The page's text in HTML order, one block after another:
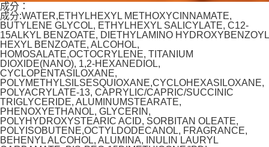
成分：
成分:WATER,ETHYLHEXYL METHOXYCINNAMATE,
BUTYLENE GLYCOL, ETHYLHEXYL SALICYLATE, C12-
15ALKYL BENZOATE, DIETHYLAMINO HYDROXYBENZOYL
HEXYL BENZOATE, ALCOHOL,
HOMOSALATE,OCTOCRYLENE, TITANIUM
DIOXIDE(NANO), 1,2-HEXANEDIOL,
CYCLOPENTASILOXANE,
POLYMETHYLSILSESQUIOXANE,CYCLOHEXASILOXANE,
POLYACRYLATE-13, CAPRYLIC/CAPRIC/SUCCINIC
TRIGLYCERIDE, ALUMINUMSTEARATE,
PHENOXYETHANOL, GLYCERIN,
POLYHYDROXYSTEARIC ACID, SORBITAN OLEATE,
POLYISOBUTENE,OCTYLDODECANOL, FRAGRANCE,
BEHENYL ALCOHOL, ALUMINA, INULIN LAURYL